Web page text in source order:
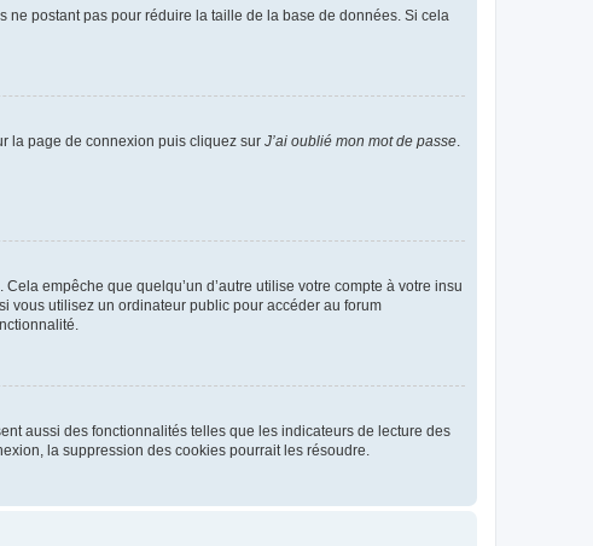
ne postant pas pour réduire la taille de la base de données. Si cela
la page de connexion puis cliquez sur J’ai oublié mon mot de passe.
empêche que quelqu’un d’autre utilise votre compte à votre insu
vous utilisez un ordinateur public pour accéder au forum
aussi des fonctionnalités telles que les indicateurs de lecture des
la suppression des cookies pourrait les résoudre.